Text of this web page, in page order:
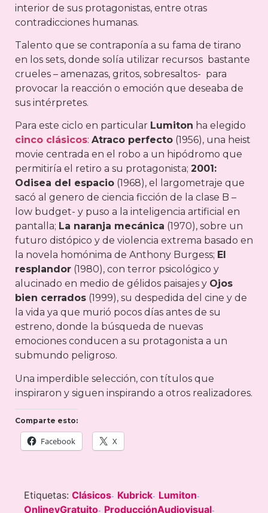
interior de sus protagonistas, entre otras
contradicciones humanas.
Talento que se contraponía a su fama de tirano
en los sets, donde solía utilizar recursos bastante
crueles – amenazas, gritos, sobresaltos- para
provocar la reacción o emoción que deseaba de
sus intérpretes.
Para este ciclo en particular Lumiton ha elegido
cinco clásicos: Atraco perfecto (1956), una heist
movie centrada en el robo a un hipódromo que
permitiría el retiro a su protagonista; 2001:
Odisea del espacio (1968), el largometraje que
sacó al genero de ciencia ficción de la clase B –
low budget- y puso a la inteligencia artificial en
pantalla; La naranja mecánica (1970), sobre un
futuro distópico y de violencia extrema basado en
la novela homónima de Anthony Burgess; El
resplandor (1980), con terror psicológico y
alucinado en medio de gélidos paisajes y Ojos
bien cerrados (1999), su despedida del cine y de
la vida ya que murió pocos días antes de su
estreno, donde la búsqueda de nuevas
emociones conducen a su protagonista a un
submundo peligroso.
Una imperdible selección, con títulos que
inspiraron y siguen inspirando a otros realizadores.
Comparte esto:
Facebook X
Etiquetas: Clásicos- Kubrick- Lumiton-
OnlineyGratuito- ProducciónAudiovisual-